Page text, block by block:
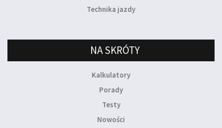
Technika jazdy
NA SKRÓTY
Kalkulatory
Porady
Testy
Nowości